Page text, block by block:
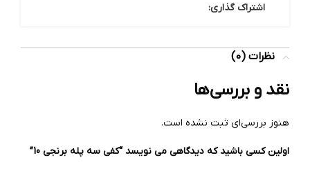
اشتراک گذاری:
نظرات (0)
نقد و بررسی‌ها
هنوز بررسی‌ای ثبت نشده است.
اولین کسی باشید که دیدگاهی می نویسد “کفی سه پله برنجی 10”